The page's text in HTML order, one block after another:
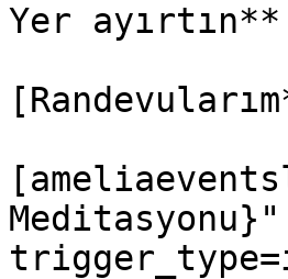
Yer ayırtın**